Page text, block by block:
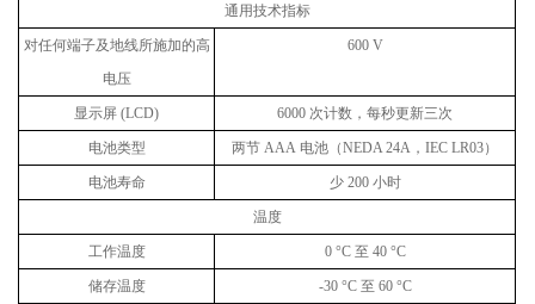
通用技术指标
对任何端子及地线所施加的高
电压
600 V
显示屏 (LCD) 6000 次计数，每秒更新三次
电池类型 两节 AAA 电池（NEDA 24A ，IEC LR03）
电池寿命 少200 小时
温度
工作温度 0 °C 至 40 °C
储存温度 -30 °C 至 60 °C